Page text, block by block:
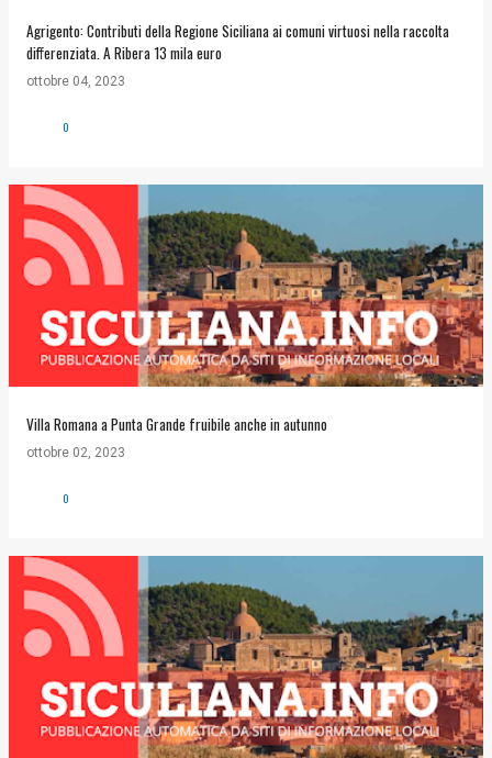
Agrigento: Contributi della Regione Siciliana ai comuni virtuosi nella raccolta
differenziata. A Ribera 13 mila euro
ottobre 04, 2023
0
Villa Romana a Punta Grande fruibile anche in autunno
ottobre 02, 2023
0